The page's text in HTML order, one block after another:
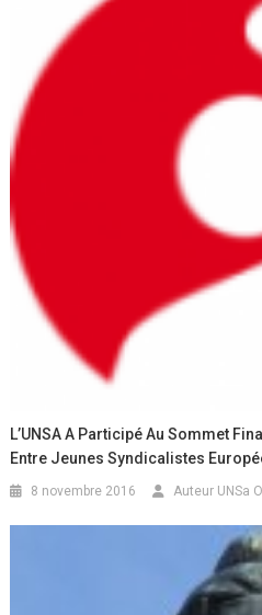
L’UNSA A Participé Au Sommet
Entre Jeunes Syndicalistes
8 novembre 2016 Auteur UNSa